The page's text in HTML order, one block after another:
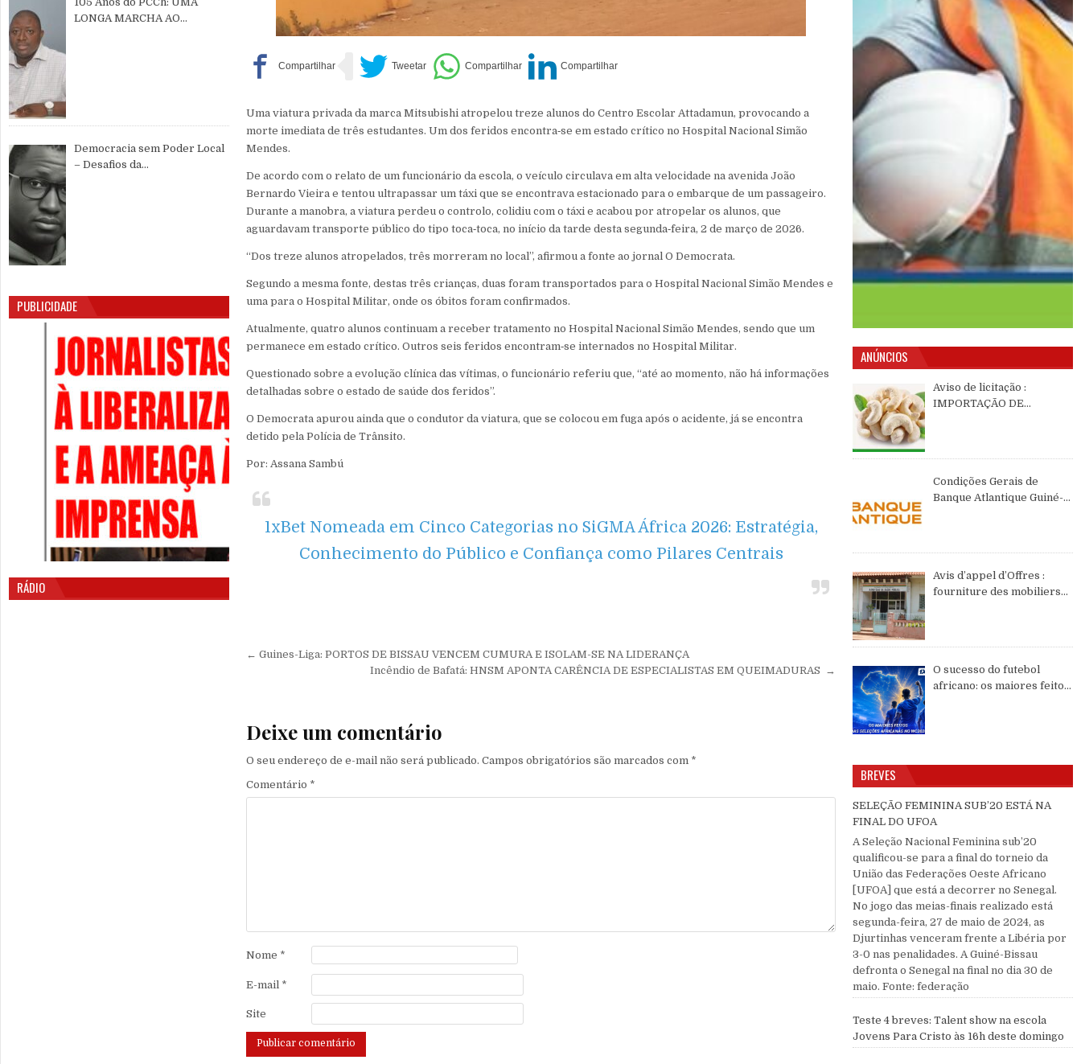
Uma viatura privada da marca Mitsubishi atropelou treze alunos do Centro Escolar Attadamun, provocando a
morte imediata de três estudantes. Um dos feridos encontra‑se em estado crítico no Hospital Nacional Simão
Mendes.
De acordo com o relato de um funcionário da escola, o veículo circulava em alta velocidade na avenida João
Bernardo Vieira e tentou ultrapassar um táxi que se encontrava estacionado para o embarque de um passageiro.
Durante a manobra, a viatura perdeu o controlo, colidiu com o táxi e acabou por atropelar os alunos, que
aguardavam transporte público do tipo toca‑toca, no início da tarde desta segunda‑feira, 2 de março de 2026.
“Dos treze alunos atropelados, três morreram no local”, afirmou a fonte ao jornal O Democrata.
Segundo a mesma fonte, destas três crianças, duas foram transportados para o Hospital Nacional Simão Mendes e
uma para o Hospital Militar, onde os óbitos foram confirmados.
Atualmente, quatro alunos continuam a receber tratamento no Hospital Nacional Simão Mendes, sendo que um
permanece em estado crítico. Outros seis feridos encontram‑se internados no Hospital Militar.
Questionado sobre a evolução clínica das vítimas, o funcionário referiu que, “até ao momento, não há informações
detalhadas sobre o estado de saúde dos feridos”.
O Democrata apurou ainda que o condutor da viatura, que se colocou em fuga após o acidente, já se encontra
detido pela Polícia de Trânsito.
Por: Assana Sambú
1xBet Nomeada em Cinco Categorias no SiGMA África 2026: Estratégia,
Conhecimento do Público e Confiança como Pilares Centrais
Navegação de Post
← ‎Guines-Liga: PORTOS DE BISSAU VENCEM CUMURA E ISOLAM-SE NA LIDERANÇA
Incêndio de Bafatá: HNSM APONTA CARÊNCIA DE ESPECIALISTAS EM QUEIMADURAS →
Deixe um comentário
O seu endereço de e-mail não será publicado. Campos obrigatórios são marcados com *
Comentário *
Nome *
E-mail *
Site
LONGA MARCHA AO
Democracia sem Poder Local
– Desafios da
PUBLICIDADE
RÁDIO
ANÚNCIOS
Aviso de licitação :
IMPORTAÇÃO DE
Condições Gerais de
Banque Atlantique Guiné-
Avis d’appel d’Offres :
fourniture des mobiliers
O sucesso do futebol
africano: os maiores feitos
BREVES
SELEÇÃO FEMININA SUB’20 ESTÁ NA
FINAL DO UFOA
A Seleção Nacional Feminina sub’20
qualificou-se para a final do torneio da
União das Federações Oeste Africano
[UFOA] que está a decorrer no Senegal.
No jogo das meias-finais realizado está
segunda-feira, 27 de maio de 2024, as
Djurtinhas venceram frente a Libéria por
3-0 nas penalidades. A Guiné-Bissau
defronta o Senegal na final no dia 30 de
maio. Fonte: federação
Teste 4 breves: Talent show na escola
Jovens Para Cristo às 16h deste domingo